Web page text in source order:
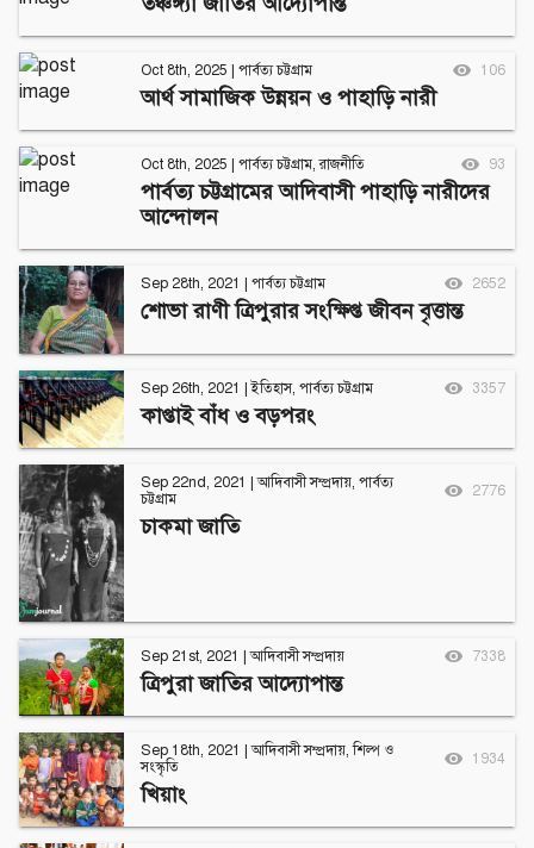
Follow Us
Facebook
Youtube
Google+
Instagram
Engage with us
Invite Jumjournal Team
Be a representative
Be a partner
Be a volunteer
Oct 8th, 2025 পার্বত্য চট্টগ্রাম 106
আর্থ সামাজিক উন্নয়ন ও পাহাড়ি নারী
Oct 8th, 2025 পার্বত্য চট্টগ্রাম,রাজনীতি 93
পার্বত্য চট্টগ্রামের আদিবাসী পাহাড়ি নারীদের
আন্দোলন
Sep 28th, 2021 পার্বত্য চট্টগ্রাম 2652
শোভা রাণী ত্রিপুরার সংক্ষিপ্ত জীবন বৃত্তান্ত
Sep 26th, 2021 |ইতিহাস, পার্বত্য চট্টগ্রাম 3357
কাপ্তাই বাঁধ ও বড়পরং
Sep 22nd, 2021 |আদিবাসী সম্প্রদায়, পার্বত্য
চট্টগ্রাম
2776
চাকমা জাতি
Sep 21st, 2021 |আদিবাসী সম্প্রদায় 7338
ত্রিপুরা জাতির আদ্যোপান্ত
Sep 18th, 2021 |আদিবাসী সম্প্রদায় ,শিল্প ও
সংস্কৃতি
1934
খিয়াং